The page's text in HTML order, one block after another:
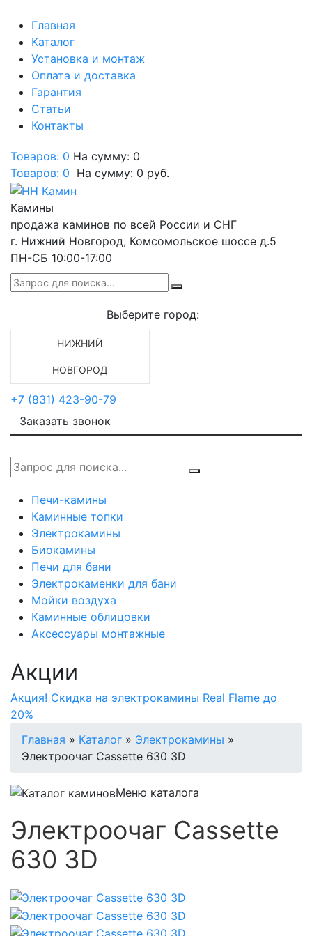
Главная
Каталог
Установка и монтаж
Оплата и доставка
Гарантия
Статьи
Контакты
Товаров: 0 На сумму: 0
Товаров: 0 На сумму: 0 руб.
Камины
продажа каминов по всей России и СНГ
г. Нижний Новгород, Комсомольское шоссе д.5
ПН-СБ 10:00-17:00
Выберите город:
НИЖНИЙ
НОВГОРОД
+7 (831) 423-90-79
Заказать звонок
Печи-камины
Каминные топки
Электрокамины
Биокамины
Печи для бани
Электрокаменки для бани
Мойки воздуха
Каминные облицовки
Аксессуары монтажные
Акции
Акция! Скидка на электрокамины Real Flame до
20%
Главная » Каталог » Электрокамины »
Электроочаг Cassette 630 3D
Меню каталога
Электроочаг Cassette
630 3D